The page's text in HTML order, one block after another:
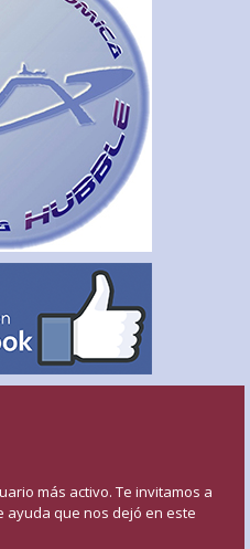
más activo. Te invitamos a
ayuda que nos dejó en este